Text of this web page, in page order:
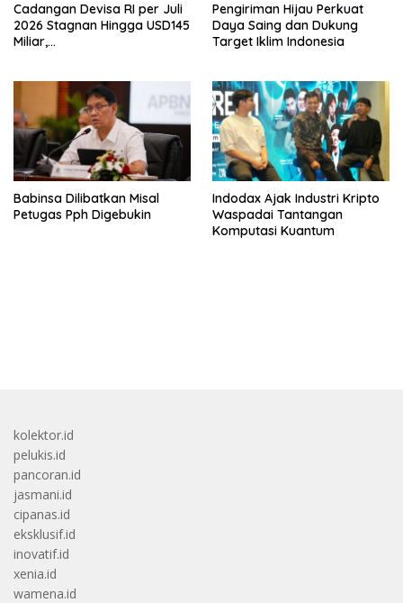
Cadangan Devisa RI per Juli
2026 Stagnan Hingga USD145
Miliar,
dan Internasional
Pengiriman Hijau Perkuat
Daya Saing dan Dukung
Target Iklim Indonesia
Babinsa Dilibatkan Misal
Petugas Pph Digebukin
Indodax Ajak Industri Kripto
Waspadai Tantangan
Komputasi Kuantum
kolektor.id
pelukis.id
pancoran.id
jasmani.id
cipanas.id
eksklusif.id
inovatif.id
xenia.id
wamena.id